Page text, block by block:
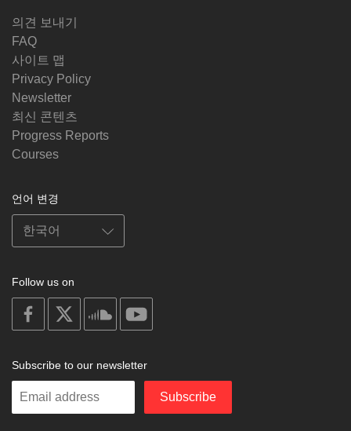
의견 보내기
FAQ
사이트 맵
Privacy Policy
Newsletter
최신 콘텐츠
Progress Reports
Courses
언어 변경
Follow us on
on
facebook
soundcloud
Subscribe to our newsletter
Enter
Subscribe